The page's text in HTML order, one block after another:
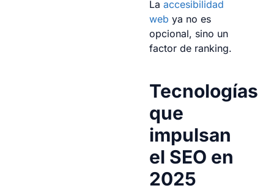
La accesibilidad
web ya no es
opcional, sino un
factor de ranking.
Tecnologías
que
impulsan
el SEO en
2025